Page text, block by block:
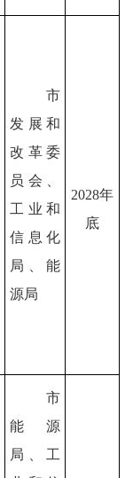
市
发展和
改革委
员会
工业和
信息化
局、 能
源局
2028年
底
市
能源
局、 工